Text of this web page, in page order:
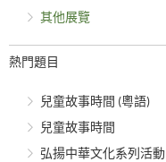
其他展覽
熱門題目
兒童故事時間 (粵語)
兒童故事時間
弘揚中華文化系列活動